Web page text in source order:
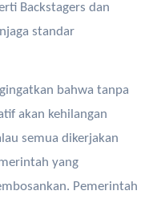
Backstagers dan
standar
bahwa tanpa
akan kehilangan
semua dikerjakan
yang
Pemerintah